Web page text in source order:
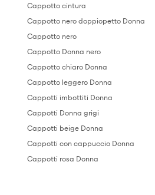
Cappotto cintura
Cappotto nero doppiopetto Donna
Cappotto nero
Cappotto Donna nero
Cappotto chiaro Donna
Cappotto leggero Donna
Cappotti imbottiti Donna
Cappotti Donna grigi
Cappotti beige Donna
Cappotti con cappuccio Donna
Cappotti rosa Donna